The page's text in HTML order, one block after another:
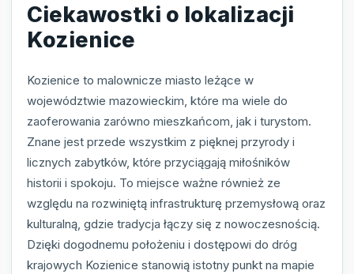
Ciekawostki o lokalizacji
Kozienice
Kozienice to malownicze miasto leżące w
województwie mazowieckim, które ma wiele do
zaoferowania zarówno mieszkańcom, jak i turystom.
Znane jest przede wszystkim z pięknej przyrody i
licznych zabytków, które przyciągają miłośników
historii i spokoju. To miejsce ważne również ze
względu na rozwiniętą infrastrukturę przemysłową oraz
kulturalną, gdzie tradycja łączy się z nowoczesnością.
Dzięki dogodnemu położeniu i dostępowi do dróg
krajowych Kozienice stanowią istotny punkt na mapie